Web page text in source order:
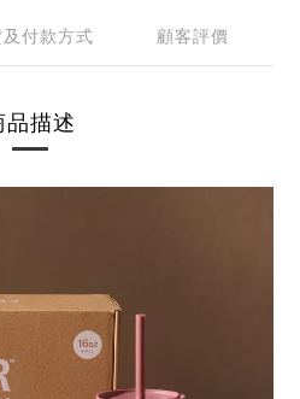
付款方式 顧客評價
品描述